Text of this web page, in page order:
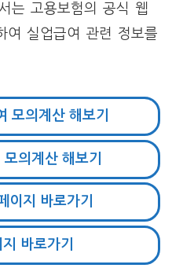
는 고용보험의 공식 웹
여 실업급여 관련 정보를
모의계산 해보기
의계산 해보기
이지 바로가기
바로가기